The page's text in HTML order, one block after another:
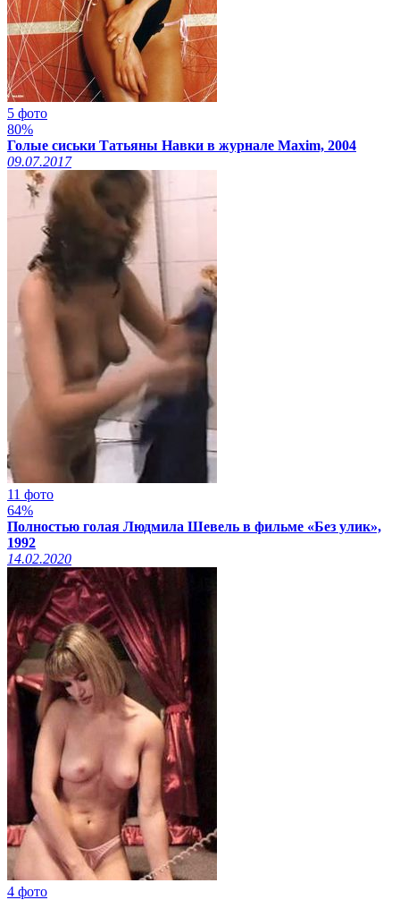
5 фото
80%
Голые сиськи Татьяны Навки в журнале Maxim, 2004
09.07.2017
11 фото
64%
Полностью голая Людмила Шевель в фильме «Без улик»,
1992
14.02.2020
4 фото